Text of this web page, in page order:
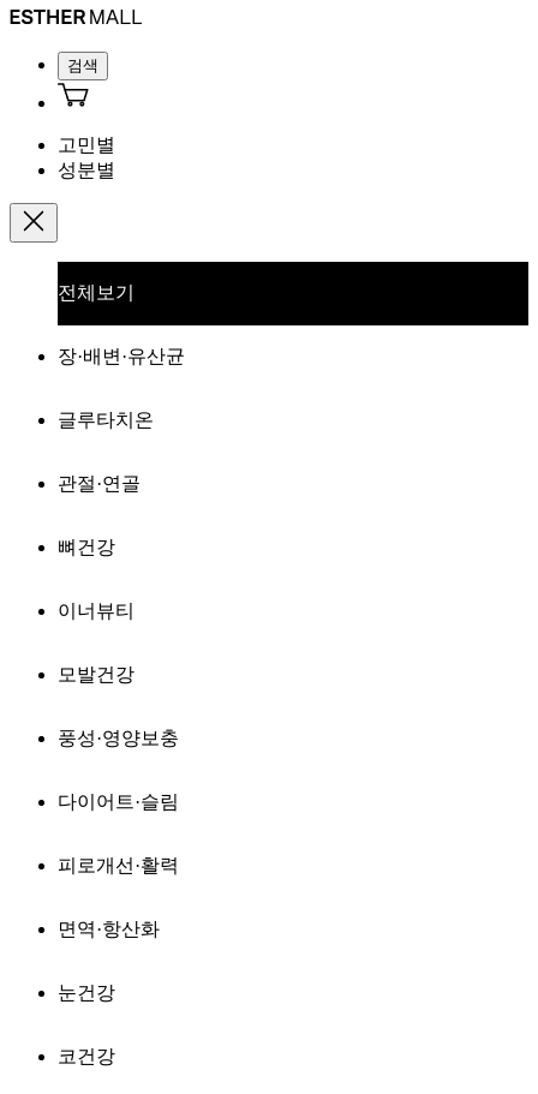
검색
고민별
성분별
전체보기
장·배변·유산균
글루타치온
관절·연골
뼈건강
이너뷰티
모발건강
풍성·영양보충
다이어트·슬림
피로개선·활력
면역·항산화
눈건강
코건강